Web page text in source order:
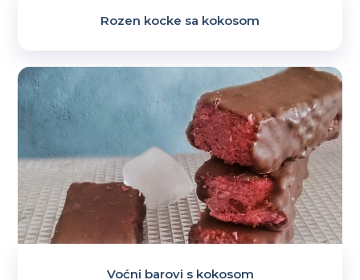
Rozen kocke sa kokosom
Voćni barovi s kokosom